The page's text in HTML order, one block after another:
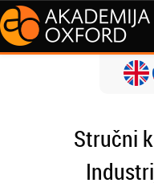
Stručni